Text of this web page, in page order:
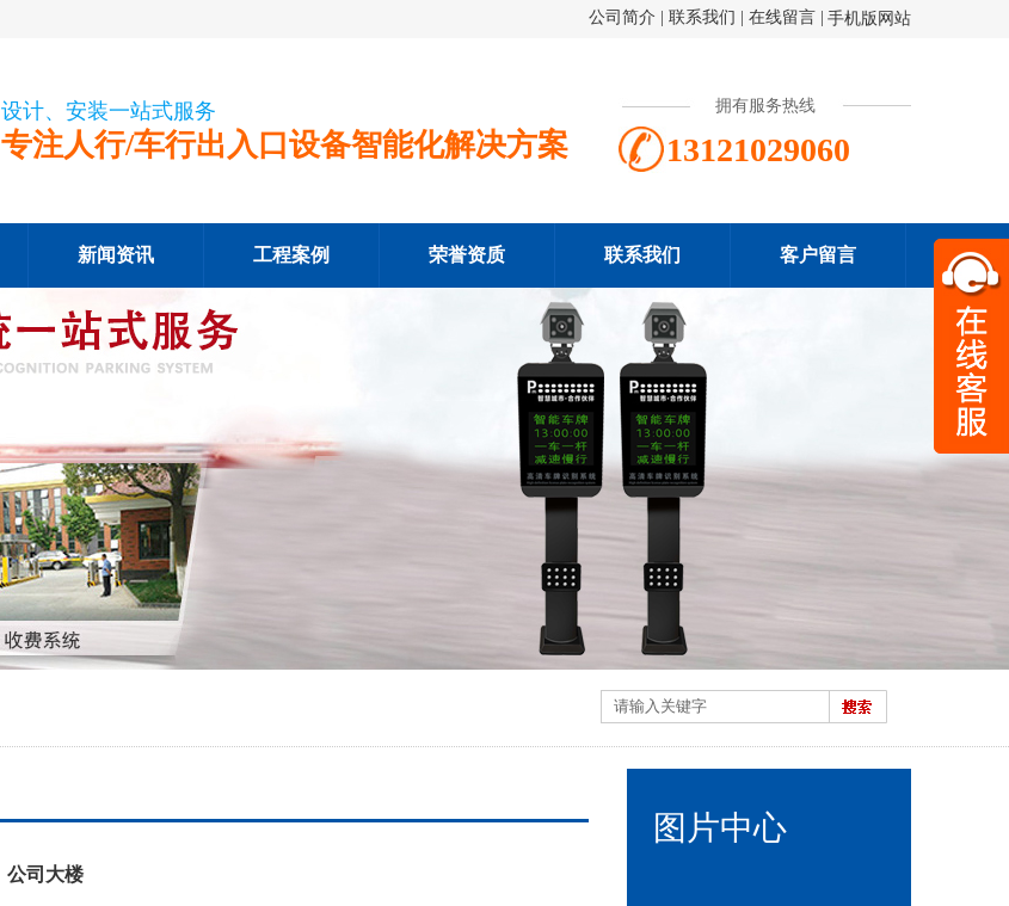
手机版网站
公司简介 联系我们 在线留言
设计、安装一站式服务
专注人行/车行出入口设备智能化解决方案
拥有服务热线
13121029060
新闻资讯 工程案例 荣誉资质 联系我们 客户留言
公司大楼
图片中心
扫一